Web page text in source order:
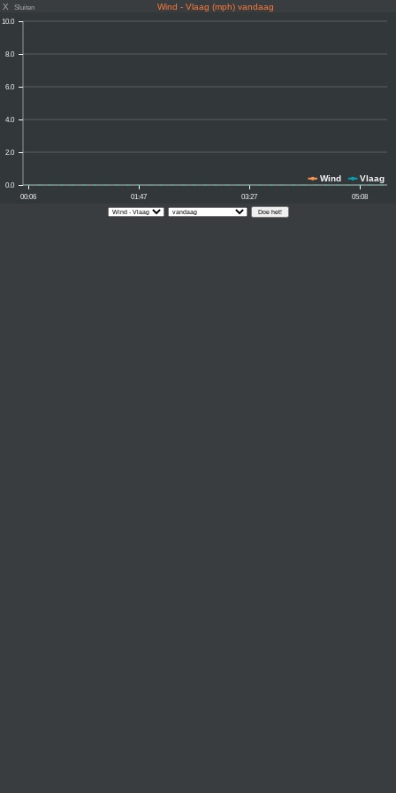
X Sluiten Wind - Vlaag (mph) vandaag